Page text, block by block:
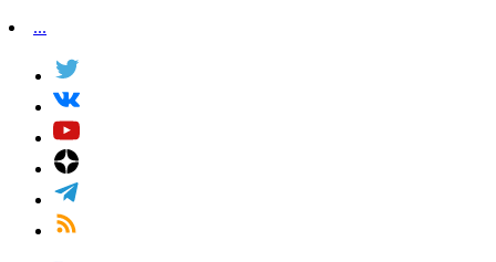
...